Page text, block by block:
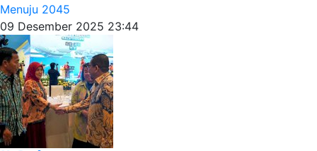
Menuju 2045
09 Desember 2025 23:44